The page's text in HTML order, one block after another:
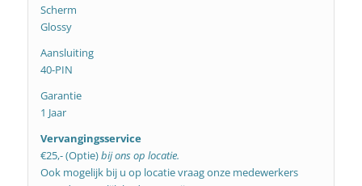
Scherm
Glossy
Aansluiting
40-PIN
Garantie
1 Jaar
Vervangingsservice
€25,- (Optie)bij ons op locatie.
Ook mogelijk bij u op locatie vraag onze medewerkers